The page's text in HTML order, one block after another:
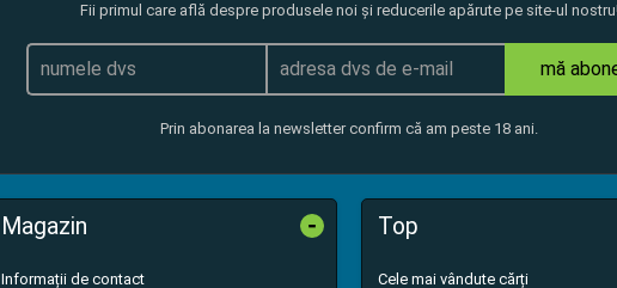
Fii primul care află despre produsele noi și reducerile apărute pe site-ul nostru!
mă
Prin abonarea la newsletter confirm că am peste 18 ani.
Magazin -
Informații de contact
Top
Cele mai vândute cărți